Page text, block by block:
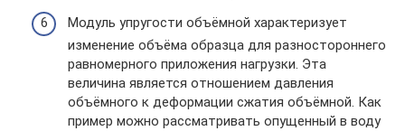
Модуль упругости объёмной характеризует
изменение объёма образца для разностороннего
равномерного приложения нагрузки. Эта
величина является отношением давления
объёмного к деформации сжатия объёмной. Как
пример можно рассматривать опущенный в воду